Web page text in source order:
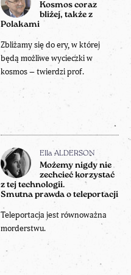
Kosmos coraz
bliżej, także z
Polakami
Zbliżamy się do ery, w której
będą możliwe wycieczki w
kosmos – twierdzi prof.
Ella ALDERSON
Możemy nigdy nie
zechcieć korzystać
z tej technologii.
Smutna prawda o teleportacji
Teleportacja jest równoważna
morderstwu.